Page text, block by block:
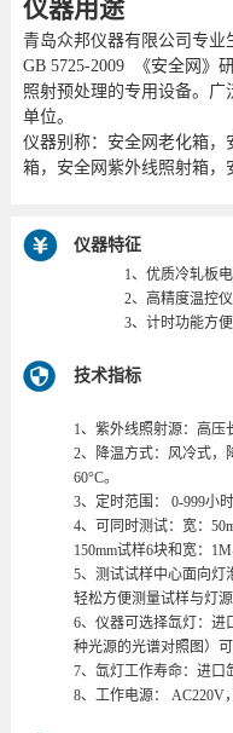
仪器用途
青岛众邦仪器有限公司专
GB 5725-2009 《安全网》
照射预处理的专用设备。广
单位。
仪器别称：安全网老化箱，
箱，安全网紫外线照射箱，
仪器特征
1、优质冷轧板
2、高精度温控仪
3、计时功能方
技术指标
1、紫外线照射源：高压
2、降温方式：风冷式，
60°C。
3、定时范围： 0-999小时
4、可同时测试：宽：
150mm试样6块和宽：
5、测试试样中心面向灯
轻松方便测量试样与灯
6、仪器可选择氙灯：进
种光源的光谱对照图）
7、氙灯工作寿命：进口
8、工作电源： AC220V